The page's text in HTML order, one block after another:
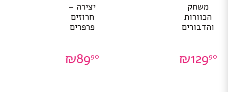
משחק
הכוורות
והדבורים
₪12990
יצירה –
חרוזים
פרפרים
₪8990